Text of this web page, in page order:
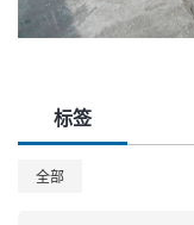
标签
全部